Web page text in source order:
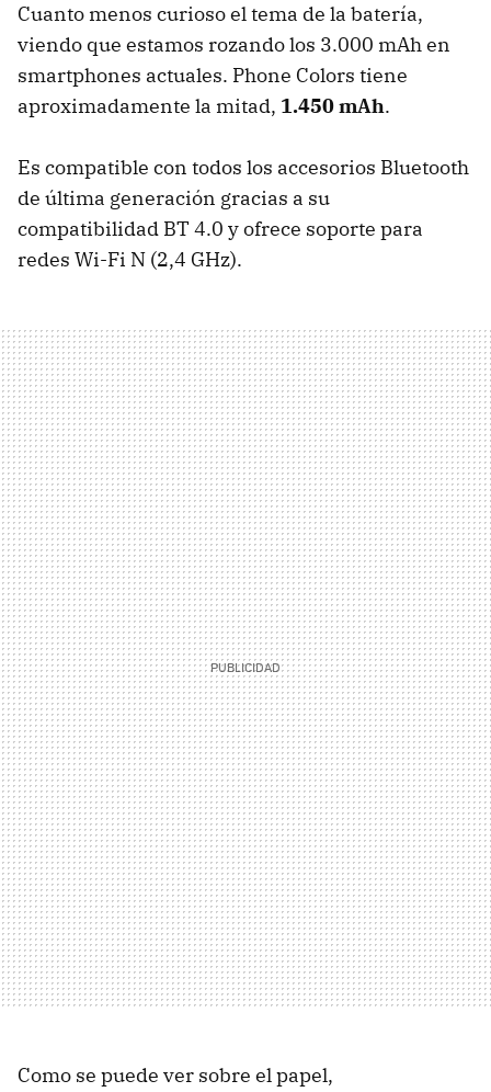
Cuanto menos curioso el tema de la batería,
viendo que estamos rozando los 3.000 mAh en
smartphones actuales. Phone Colors tiene
aproximadamente la mitad, 1.450 mAh.
Es compatible con todos los accesorios Bluetooth
de última generación gracias a su
compatibilidad BT 4.0 y ofrece soporte para
redes Wi-Fi N (2,4 GHz).
Como se puede ver sobre el papel,